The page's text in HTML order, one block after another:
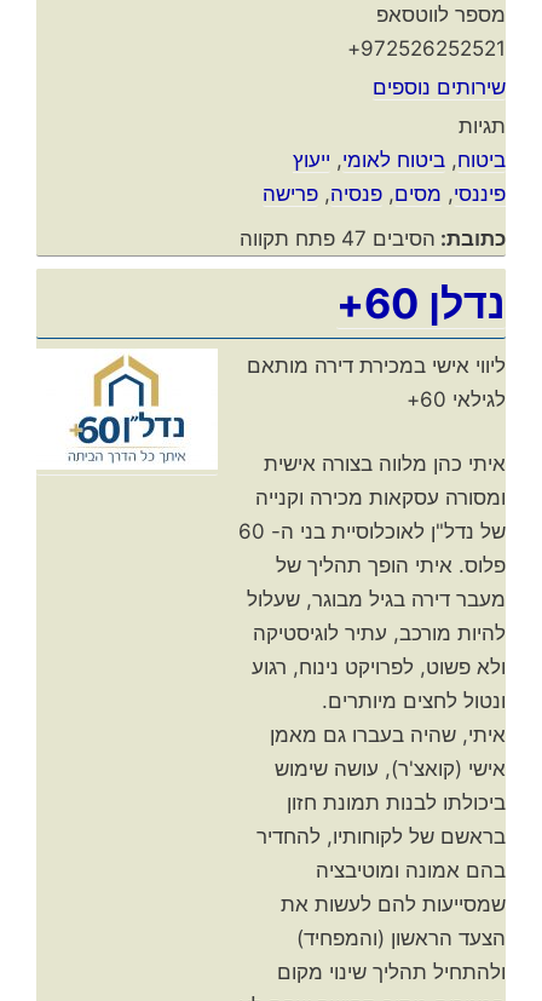
מספר לווטסאפ
972526252521+
שירותים נוספים
תגיות
ביטוח, ביטוח לאומי, ייעוץ
פיננסי, מסים, פנסיה, פרישה
כתובת: הסיבים 47 פתח תקווה
נדלן 60+
ליווי אישי במכירת דירה מותאם
לגילאי 60+
איתי כהן מלווה בצורה אישית
ומסורה עסקאות מכירה וקנייה
של נדל"ן לאוכלוסיית בני ה- 60
פלוס. איתי הופך תהליך של
מעבר דירה בגיל מבוגר, שעלול
להיות מורכב, עתיר לוגיסטיקה
ולא פשוט, לפרויקט נינוח, רגוע
ונטול לחצים מיותרים.
איתי, שהיה בעברו גם מאמן
אישי (קואצ'ר), עושה שימוש
ביכולתו לבנות תמונת חזון
בראשם של לקוחותיו, להחדיר
בהם אמונה ומוטיבציה
שמסייעות להם לעשות את
הצעד הראשון (והמפחיד)
ולהתחיל תהליך שינוי מקום